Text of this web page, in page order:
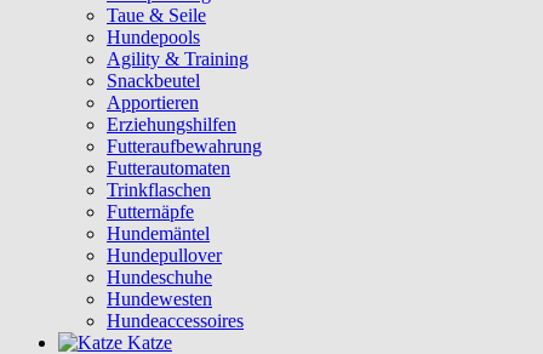
Taue & Seile
Hundepools
Agility & Training
Snackbeutel
Apportieren
Erziehungshilfen
Futteraufbewahrung
Futterautomaten
Trinkflaschen
Futternäpfe
Hundemäntel
Hundepullover
Hundeschuhe
Hundewesten
Hundeaccessoires
Katze